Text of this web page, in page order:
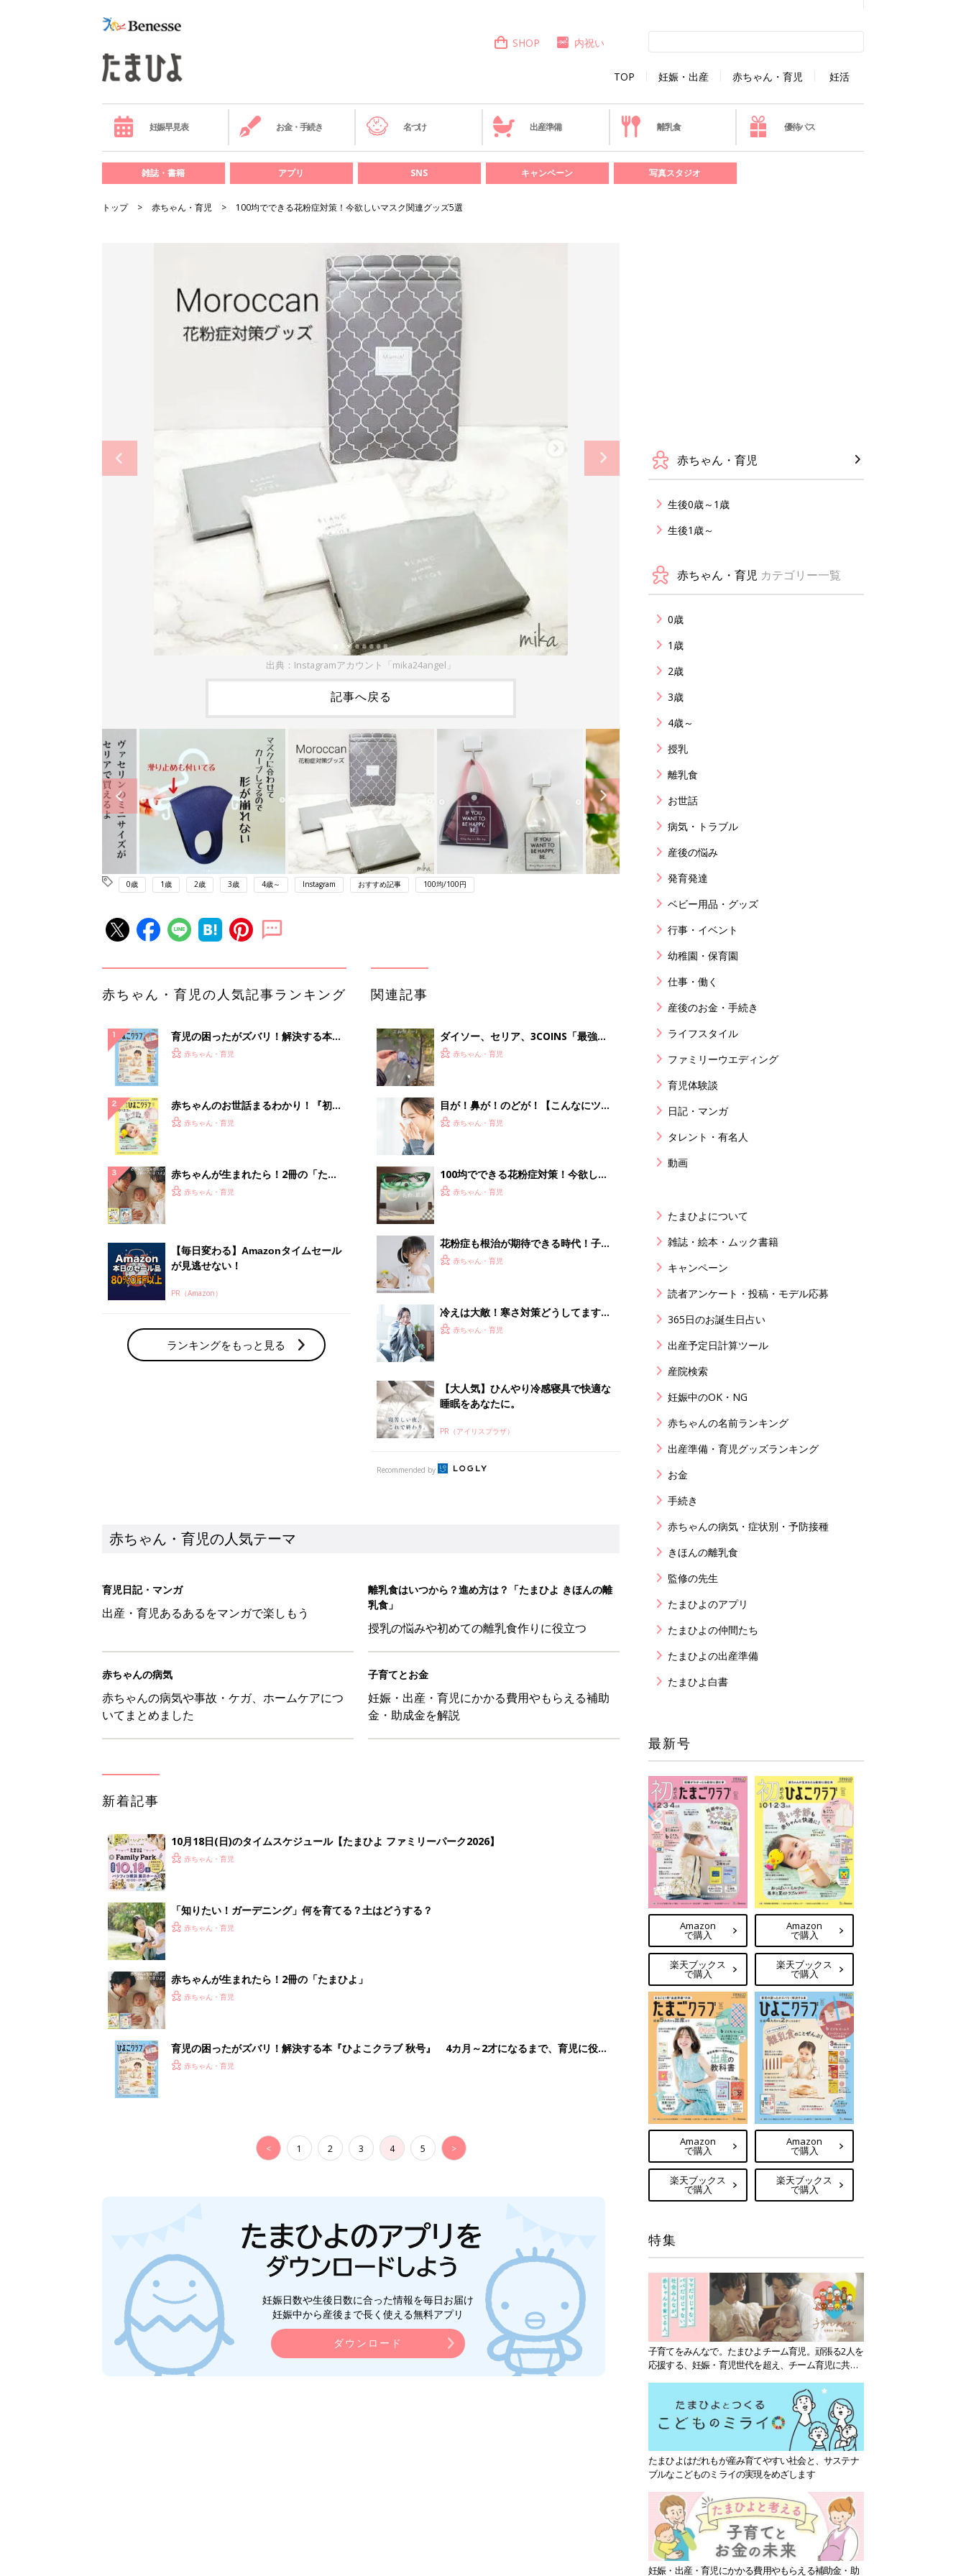
TOP 妊娠・出産 赤ちゃん・育児 妊活
SHOP 内祝い
妊娠早見表 お金・手続き 名づけ 出産準備 離乳食 優待パス
雑誌・書籍 アプリ SNS キャンペーン 写真スタジオ
トップ 赤ちゃん・育児 100均でできる花粉症対策！今欲しいマスク関連グッズ5選
出典：Instagramアカウント「mika24angel」
記事へ戻る
0歳 1歳 2歳 3歳 4歳～ Instagram おすすめ記事 100均/100円
赤ちゃん・育児の人気記事ランキング
育児の困ったがズバリ！解決する本
『ひよこクラブ 秋号』 4カ月～2才
赤ちゃん・育児
赤ちゃんのお世話まるわかり！『初め
てのひよこクラブ 夏号』〈巻頭大特
赤ちゃん・育児
赤ちゃんが生まれたら！2冊の「たま
ひよ」
赤ちゃん・育児
【毎日変わる】Amazonタイムセール
が見逃せない！
PR（Amazon）
ランキングをもっと見る
関連記事
ダイソー、セリア、3COINS「最強コ
ンビ発見」「こういうの求めてた」今
赤ちゃん・育児
目が！鼻が！のどが！【こんなにツラ
い私の花粉症】
赤ちゃん・育児
100均でできる花粉症対策！今欲しい
マスク関連グッズ5選
赤ちゃん・育児
花粉症も根治が期待できる時代！子ど
もを花粉症の悩みから救う、注目の治
赤ちゃん・育児
冷えは大敵！寒さ対策どうしてます
か？ ～私たちの寒さ対策～
赤ちゃん・育児
【大人気】ひんやり冷感寝具で快適な
睡眠をあなたに。
PR（アイリスプラザ）
Recommended by
赤ちゃん・育児の人気テーマ
育児日記・マンガ
出産・育児あるあるをマンガで楽しもう
離乳食はいつから？進め方は？「たまひよ きほんの離
乳食」
授乳の悩みや初めての離乳食作りに役立つ
赤ちゃんの病気
赤ちゃんの病気や事故・ケガ、ホームケアにつ
いてまとめました
子育てとお金
妊娠・出産・育児にかかる費用やもらえる補助
金・助成金を解説
新着記事
10月18日(日)のタイムスケジュール【たまひよ ファミリーパーク2026】
赤ちゃん・育児
「知りたい！ガーデニング」何を育てる？土はどうする？
赤ちゃん・育児
赤ちゃんが生まれたら！2冊の「たまひよ」
赤ちゃん・育児
育児の困ったがズバリ！解決する本『ひよこクラブ 秋号』 4カ月～2才になるまで、育児に役立
つ情報がいっぱい！
赤ちゃん・育児
< 1 2 3 4 5 >
妊娠日数や生後日数に合った情報を毎日お届け
妊娠中から産後まで長く使える無料アプリ
ダウンロード
赤ちゃん・育児
生後0歳～1歳
生後1歳～
赤ちゃん・育児 カテゴリー一覧
0歳
1歳
2歳
3歳
4歳～
授乳
離乳食
お世話
病気・トラブル
産後の悩み
発育発達
ベビー用品・グッズ
行事・イベント
幼稚園・保育園
仕事・働く
産後のお金・手続き
ライフスタイル
ファミリーウエディング
育児体験談
日記・マンガ
タレント・有名人
動画
たまひよについて
雑誌・絵本・ムック書籍
キャンペーン
読者アンケート・投稿・モデル応募
365日のお誕生日占い
出産予定日計算ツール
産院検索
妊娠中のOK・NG
赤ちゃんの名前ランキング
出産準備・育児グッズランキング
お金
手続き
赤ちゃんの病気・症状別・予防接種
きほんの離乳食
監修の先生
たまひよのアプリ
たまひよの仲間たち
たまひよの出産準備
たまひよ白書
最新号
Amazon
で購入
楽天ブックス
で購入
Amazon
で購入
楽天ブックス
で購入
Amazon
で購入
楽天ブックス
で購入
Amazon
で購入
楽天ブックス
で購入
特集
子育てをみんなで。たまひよチーム育児。頑張る2人を
応援する、妊娠・育児世代を超え、チーム育児に共感
たまひよはだれもが産み育てやすい社会と、サステナ
ブルなこどものミライの実現をめざします
妊娠・出産・育児にかかる費用やもらえる補助金・助